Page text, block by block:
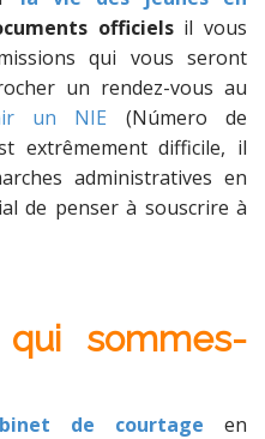
officielsil vous
qui vous seront
un rendez-vous au
un NIE (Número de
extrêmement difficile, il
administratives en
de penser à souscrire à
sommes-
de courtage en